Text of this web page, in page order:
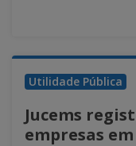
Utilidade Pública
Jucems
empresas